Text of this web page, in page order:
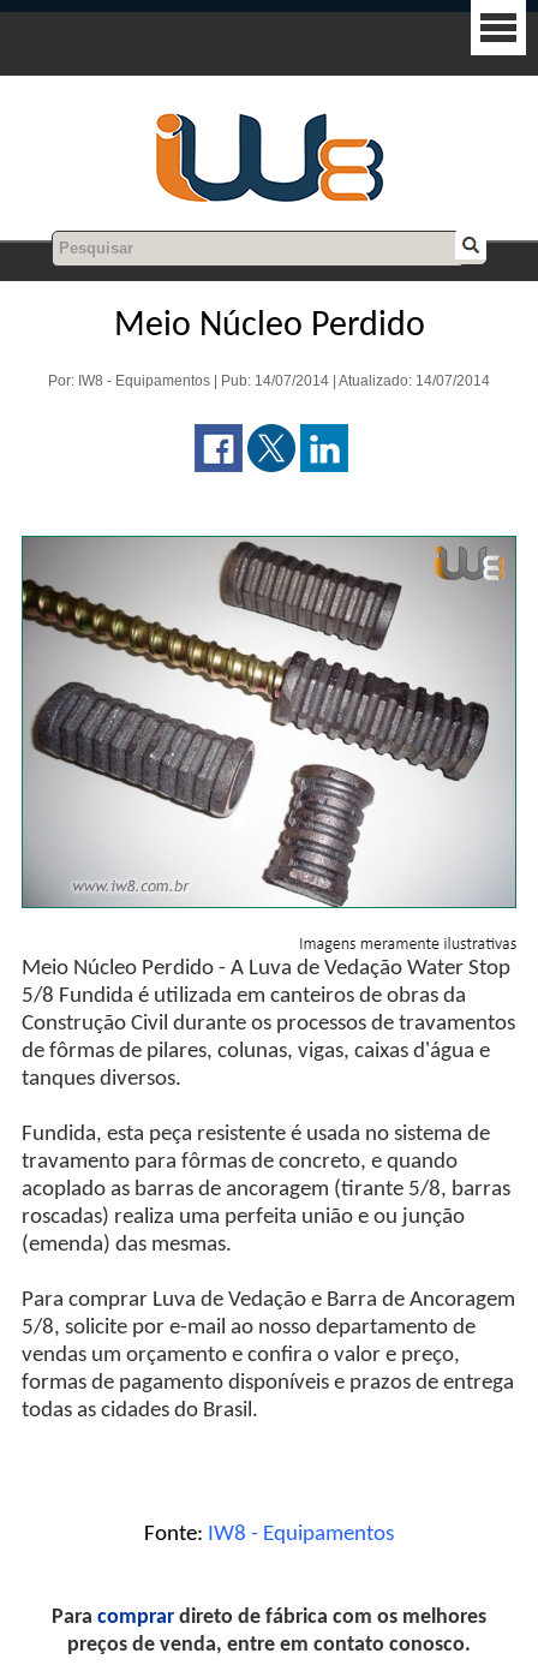
Meio Núcleo Perdido
Por: IW8 - Equipamentos | Pub: 14/07/2014 | Atualizado: 14/07/2014
Meio Núcleo Perdido - A Luva de Vedação Water Stop
5/8 Fundida é utilizada em canteiros de obras da
Construção Civil durante os processos de travamentos
de fôrmas de pilares, colunas, vigas, caixas d'água e
tanques diversos.
Fundida, esta peça resistente é usada no sistema de
travamento para fôrmas de concreto, e quando
acoplado as barras de ancoragem (tirante 5/8, barras
roscadas) realiza uma perfeita união e ou junção
(emenda) das mesmas.
Para comprar Luva de Vedação e Barra de Ancoragem
5/8, solicite por e-mail ao nosso departamento de
vendas um orçamento e confira o valor e preço,
formas de pagamento disponíveis e prazos de entrega
todas as cidades do Brasil.
Fonte: IW8 - Equipamentos
Para comprar direto de fábrica com os melhores
preços de venda, entre em contato conosco.